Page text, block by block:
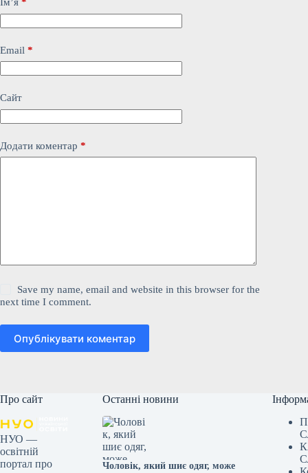
Email *
Сайт
Додати коментар *
Save my name, email and website in this browser for the
next time I comment.
Опублікувати коментар
Про сайт
НУО —
освітній
портал про
Останні новини
Чоловік, який шиє одяг, може